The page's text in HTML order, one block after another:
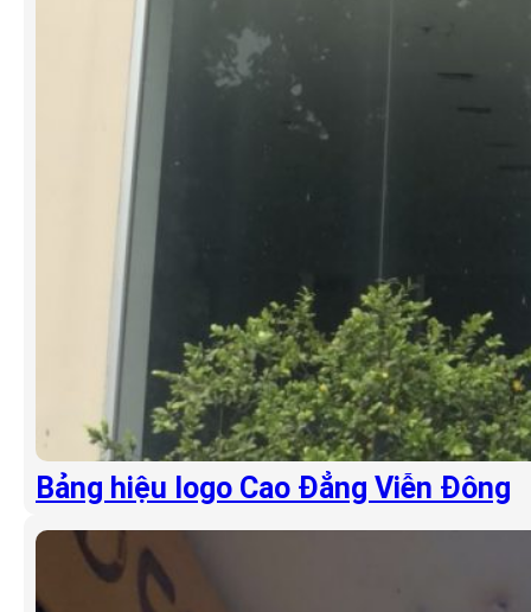
Bảng hiệu logo Cao Đẳng Viễn Đông